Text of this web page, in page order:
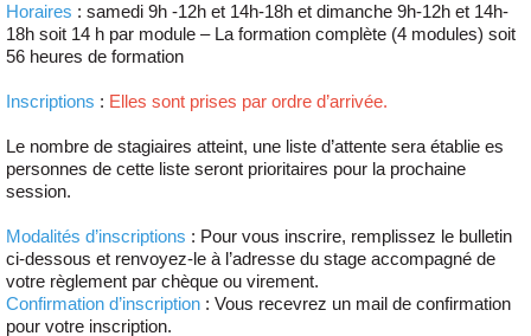
Horaires : samedi 9h -12h et 14h-18h et dimanche 9h-12h et 14h-
18h soit 14 h par module – La formation complète (4 modules) soit
56 heures de formation
Inscriptions : Elles sont prises par ordre d’arrivée.
Le nombre de stagiaires atteint, une liste d’attente sera établie es
personnes de cette liste seront prioritaires pour la prochaine
session.
Modalités d’inscriptions : Pour vous inscrire, remplissez le bulletin
ci-dessous et renvoyez-le à l’adresse du stage accompagné de
votre règlement par chèque ou virement.
Confirmation d’inscription : Vous recevrez un mail de confirmation
pour votre inscription.